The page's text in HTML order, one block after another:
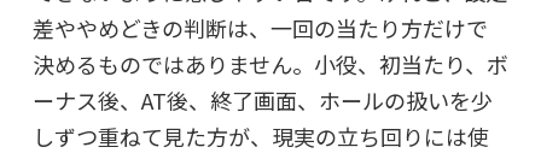
差ややめどきの判断は、一回の当たり方だけで
決めるものではありません。小役、初当たり、ボ
ーナス後、AT後、終了画面、ホールの扱いを少
しずつ重ねて見た方が、現実の立ち回りには使